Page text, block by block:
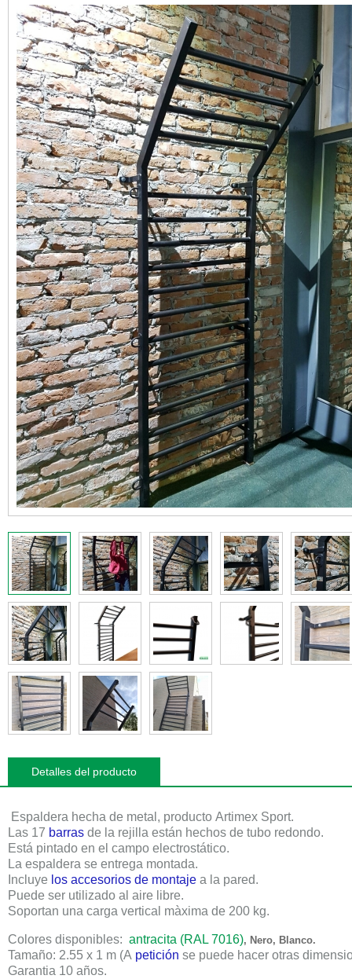
Detalles del producto
Espaldera hecha de metal, producto Artimex Sport.
Las 17 barras de la rejilla están hechos de tubo redondo.
Está pintado en el campo electrostático.
La espaldera se entrega montada.
Incluye los accesorios de montaje a la pared.
Puede ser utilizado al aire libre.
Soportan una carga vertical màxima de 200 kg.
Colores disponibles: antracita (RAL 7016), Nero, Blanco.
Tamaño: 2.55 x 1 m (A petición se puede hacer otras
Garantia 10 años.